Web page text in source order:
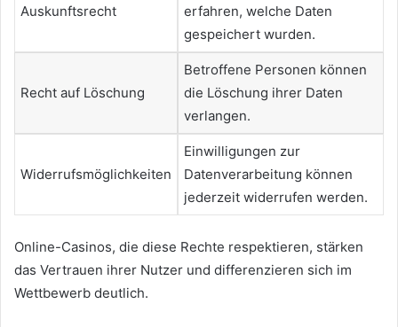
Auskunftsrecht
erfahren, welche Daten
gespeichert wurden.
Recht auf Löschung
Betroffene Personen können
die Löschung ihrer Daten
verlangen.
Widerrufsmöglichkeiten
Einwilligungen zur
Datenverarbeitung können
jederzeit widerrufen werden.
Online-Casinos, die diese Rechte respektieren, stärken
das Vertrauen ihrer Nutzer und differenzieren sich im
Wettbewerb deutlich.